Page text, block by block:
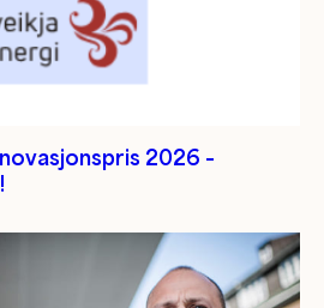
2026 –